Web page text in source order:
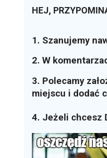
HEJ,
1. Szanujemy
2. W
3. Polecamy
miejscu i dodać
4. Jeżeli chcesz